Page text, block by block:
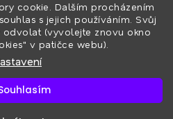
cookie. Dalším procházením
s jejich používáním. Svůj
odvolat (vyvolejte znovu okno
v patičce webu).
Premium
. Všechna práva
nastavení cookies